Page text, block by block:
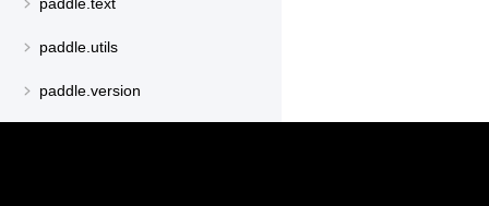
paddle.text
paddle.utils
paddle.version